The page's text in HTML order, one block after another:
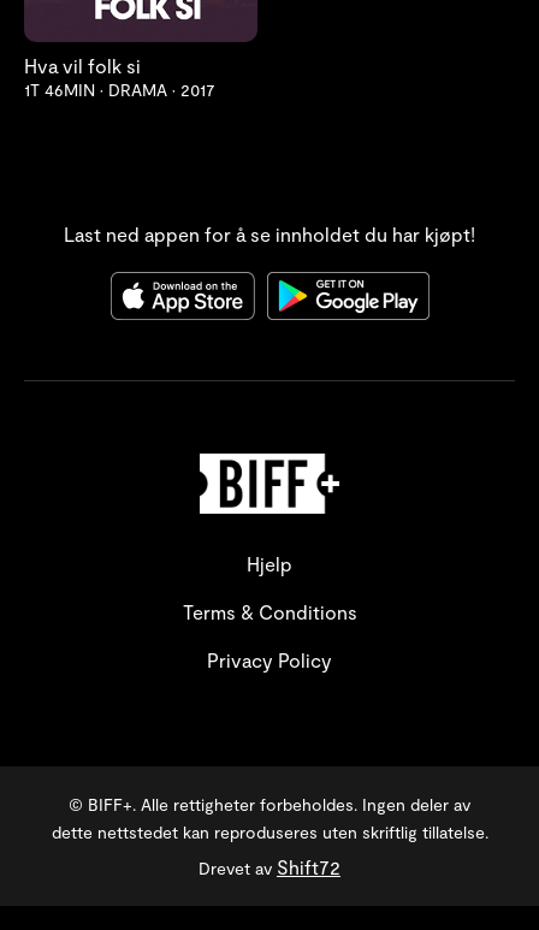
Hva vil folk si
1T 46MIN • DRAMA • 2017
Last ned appen for å se innholdet du har kjøpt!
Hjelp
Terms & Conditions
Privacy Policy
© BIFF+. Alle rettigheter forbeholdes. Ingen deler av
dette nettstedet kan reproduseres uten skriftlig tillatelse.
Drevet av Shift72